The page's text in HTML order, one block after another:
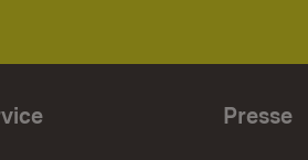
Presse